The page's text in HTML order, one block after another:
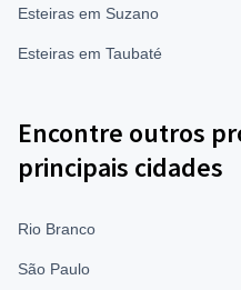
Esteiras em Suzano
Esteiras em Taubaté
Encontre outros
principais cidades
Rio Branco
São Paulo